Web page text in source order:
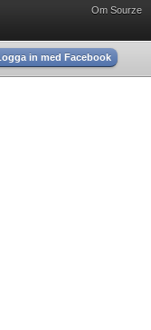
Om Sourze
in med Facebook